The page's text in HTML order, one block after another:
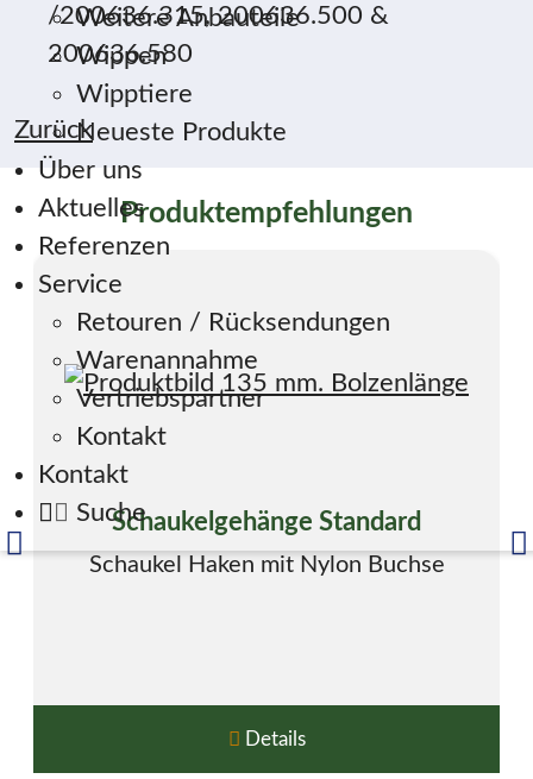
Weitere Anbauteile
Wippen
Wipptiere
Neueste Produkte
Über uns
Aktuelles
Referenzen
Service
Retouren / Rücksendungen
Warenannahme
Vertriebspartner
Kontakt
Kontakt
Suche
/200636.315, 200636.500 &
200636.580
Zurück
Produktempfehlungen
Schaukelgehänge Standard
Schaukel Haken mit Nylon Buchse
Details